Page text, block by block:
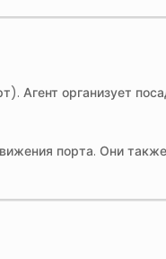
Агент организует
порта. Они